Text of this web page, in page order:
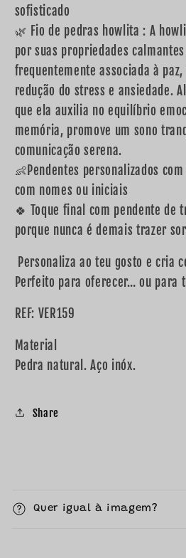
sofisticado
🌿 Fio de pedras howlita : A
por suas propriedades
frequentemente associada à
redução do stress e ansiedade.
que ela auxilia no equilíbrio
memória, promove um sono
comunicação serena.
👶Pendentes personalizados
com nomes ou iniciais
🍀 Toque final com pendente de
porque nunca é demais trazer
Personaliza ao teu gosto e cria
Perfeito para oferecer… ou para
REF: VER159
Material
Pedra natural. Aço inóx.
Share
n
Quer igual à imagem?